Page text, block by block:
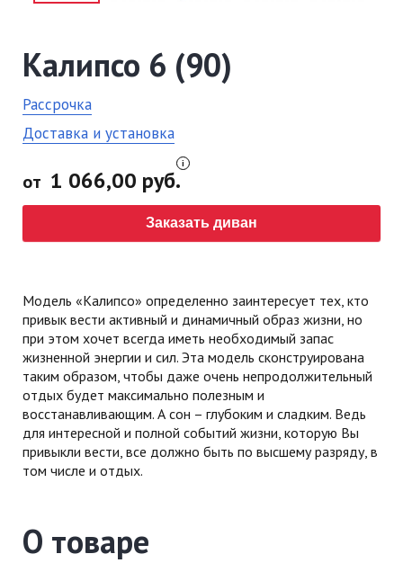
Калипсо 6 (90)
Рассрочка
Доставка и установка
от 1 066,00 руб.
Заказать диван
Модель «Калипсо» определенно заинтересует тех, кто
привык вести активный и динамичный образ жизни, но
при этом хочет всегда иметь необходимый запас
жизненной энергии и сил. Эта модель сконструирована
таким образом, чтобы даже очень непродолжительный
отдых будет максимально полезным и
восстанавливающим. А сон – глубоким и сладким. Ведь
для интересной и полной событий жизни, которую Вы
привыкли вести, все должно быть по высшему разряду, в
том числе и отдых.
О товаре